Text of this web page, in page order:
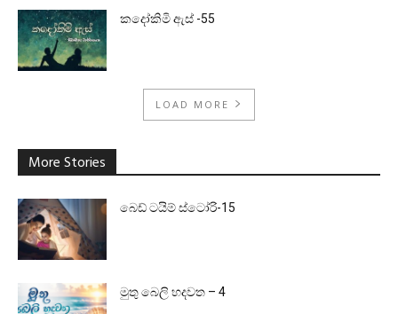
කදෝකිමි ඇස් -55
LOAD MORE
More Stories
බෙඩ් ටයිම් ස්ටෝරි-15
මුතු බෙලි හදවත – 4